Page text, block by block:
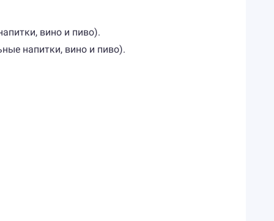
вино и пиво).
напитки, вино и пиво).